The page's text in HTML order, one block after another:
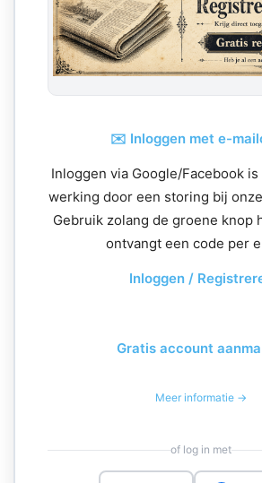
✉️ Inloggen met e-
Inloggen via Google/Facebook
werking door een storing bij
Gebruik zolang de groene knop
ontvangt een code per
Inloggen /
Gratis account
Meer informatie →
of log in met